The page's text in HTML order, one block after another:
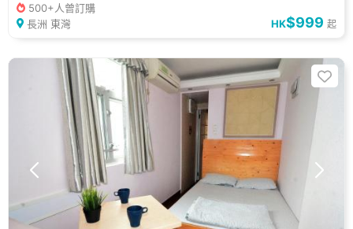
500+人曾訂購
長洲 東灣
HK$999 起